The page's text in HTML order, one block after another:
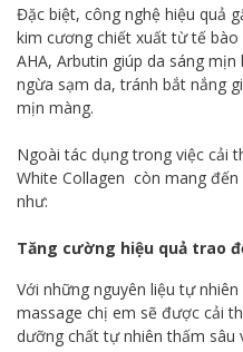
Đặc biệt, công nghệ hiệu quả
kim cương chiết xuất từ tế
AHA, Arbutin giúp da sáng
ngừa sạm da, tránh bắt nắng
mịn màng.
Ngoài tác dụng trong việc cải
White Collagen còn mang
như:
Tăng cường hiệu quả trao
Với những nguyên liệu tự
massage chị em sẽ được cải
dưỡng chất tự nhiên thấm sâu